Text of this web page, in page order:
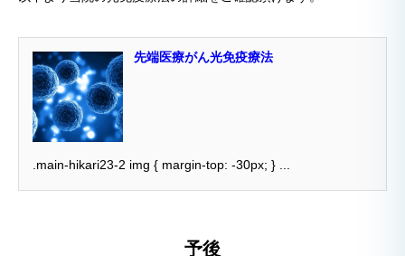
先端医療がん光免疫療法
.main-hikari23-2 img { margin-top: -30px; } ...
予後